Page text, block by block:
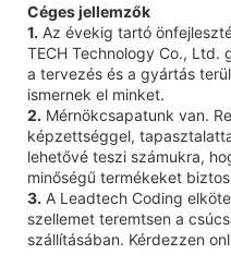
Céges jellemzők
1. Az évekig tartó
TECH Technology Co.,
a tervezés és a gyártás
ismernek el minket.
2. Mérnökcsapatunk van.
képzettséggel,
lehetővé teszi számukra,
minőségű termékeket
3. A Leadtech Coding
szellemet teremtsen a
szállításában. Kérdezzen